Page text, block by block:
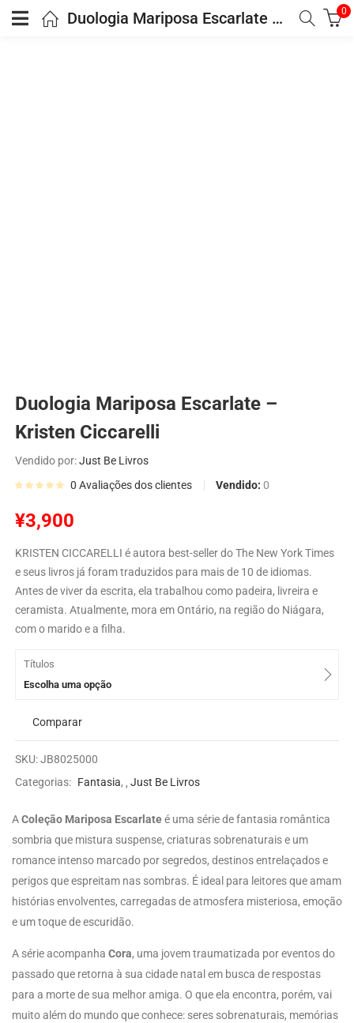
Duologia Mariposa Escarlate – Kristen Ciccarelli 0
Duologia Mariposa Escarlate –
Kristen Ciccarelli
Vendido por:Just Be Livros
0 Avaliações dos clientes Vendido:0
¥3,900
KRISTEN CICCARELLI é autora best-seller do The New York Times
e seus livros já foram traduzidos para mais de 10 de idiomas.
Antes de viver da escrita, ela trabalhou como padeira, livreira e
ceramista. Atualmente, mora em Ontário, na região do Niágara,
com o marido e a filha.
Títulos
Escolha uma opção
Comparar
SKU:JB8025000
Categorias: Fantasia, Just Be Livros
AColeção Mariposa Escarlateé uma série de fantasia romântica
sombria que mistura suspense, criaturas sobrenaturais e um
romance intenso marcado por segredos, destinos entrelaçados e
perigos que espreitam nas sombras. É ideal para leitores que amam
histórias envolventes, carregadas de atmosfera misteriosa, emoção
e um toque de escuridão.
A série acompanha Cora, uma jovem traumatizada por eventos do
passado que retorna à sua cidade natal em busca de respostas
para a morte de sua melhor amiga. O que ela encontra, porém, vai
muito além do mundo que conhece: seres sobrenaturais, memórias